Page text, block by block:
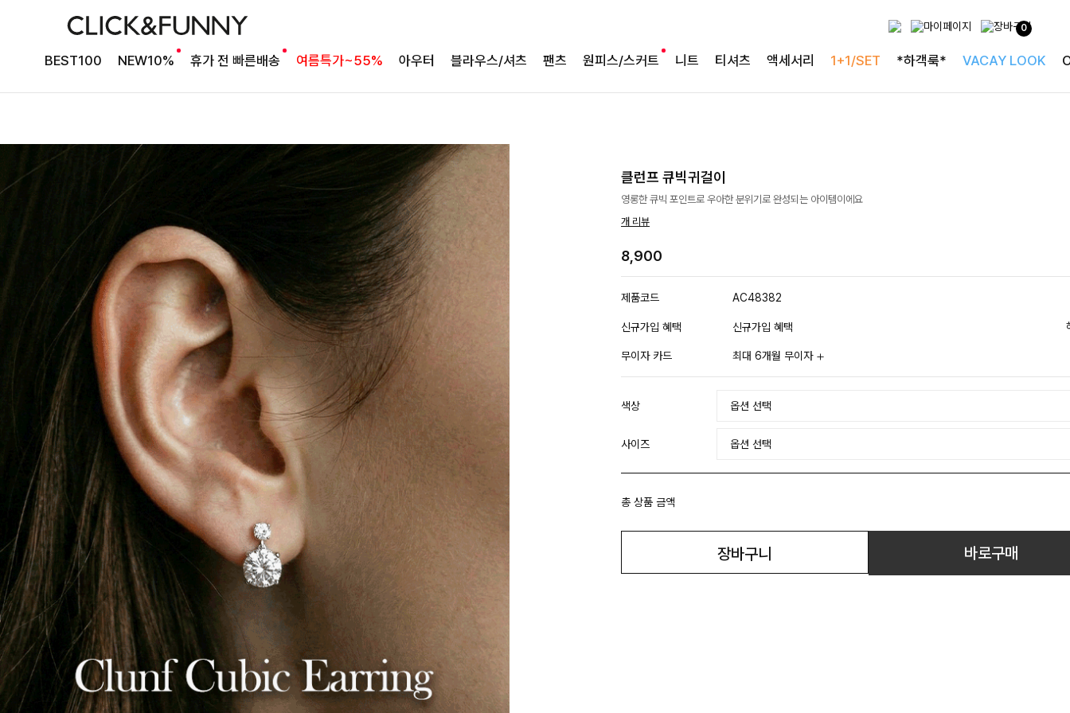
0
BEST100 NEW10% 휴가 전 빠른배송 여름특가~55% 아우터 블라우스/셔츠 팬츠 원피스/스커트 니트 티셔츠 액세서리 1+1/SET *하객룩* VACAY LOOK
클런프 큐빅귀걸이
영롱한 큐빅 포인트로 우아한 분위기로 완성되는 아이템이에요
개 리뷰
8,900
제품코드 AC48382
신규가입 혜택 신규가입 혜택
무이자 카드 최대 6개월 무이자
색상
사이즈
총 상품 금액
장바구니 바로구매